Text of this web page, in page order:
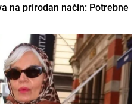
na prirodan način: Potrebne